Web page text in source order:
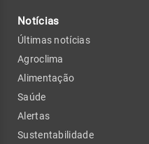
Notícias
Últimas notícias
Agroclima
Alimentação
Saúde
Alertas
Sustentabilidade